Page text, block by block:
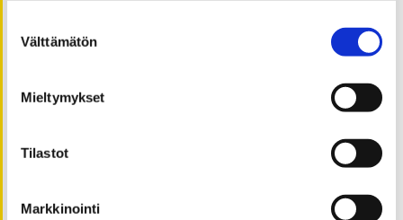
valinta
Välttämätön
Mieltymykset
Tilastot
Markkinointi
marraskuu 2020
syyskuu 2020